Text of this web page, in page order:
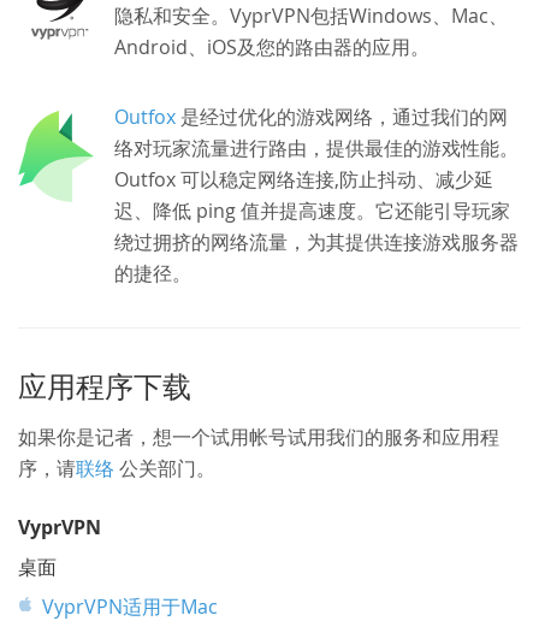
隐私和安全。VyprVPN包括Windows、Mac、
Android、iOS及您的路由器的应用。
Outfox 是经过优化的游戏网络，通过我们的网
络对玩家流量进行路由，提供最佳的游戏性能。
Outfox 可以稳定网络连接,防止抖动、减少延
迟、降低 ping 值并提高速度。它还能引导玩家
绕过拥挤的网络流量，为其提供连接游戏服务器
的捷径。
应用程序下载
如果你是记者，想一个试用帐号试用我们的服务和应用程
序，请联络 公关部门。
VyprVPN
桌面
VyprVPN适用于Mac